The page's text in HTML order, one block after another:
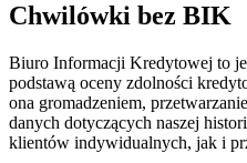
Chwilówki bez BIK
Biuro Informacji Kredytowej to
podstawą oceny zdolności
ona gromadzeniem,
danych dotyczących naszej
klientów indywidualnych, jak i